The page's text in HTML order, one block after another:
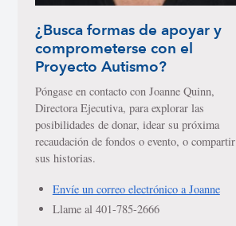
¿Busca formas de apoyar y
comprometerse con el
Proyecto Autismo?
Póngase en contacto con Joanne Quinn,
Directora Ejecutiva, para explorar las
posibilidades de donar, idear su próxima
recaudación de fondos o evento, o compartir
sus historias.
Envíe un correo electrónico a Joanne
Llame al 401-785-2666